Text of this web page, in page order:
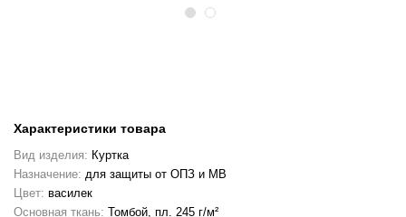
Характеристики товара
Вид изделия: Куртка
Назначение: для защиты от ОПЗ и МВ
Цвет: василек
Основная ткань: Томбой, пл. 245 г/м²